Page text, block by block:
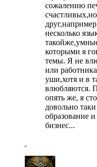
сожалению
несколько
которыми я
темы. Я не
или
уши,хотя и в
влюбляются.
опять же, я
довольно
образование
бизнес...